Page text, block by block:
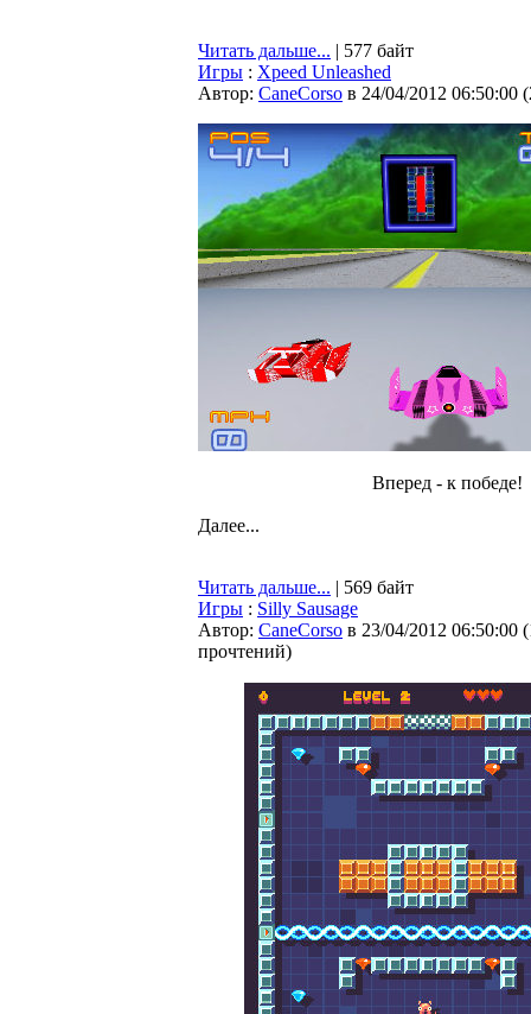
Читать дальше... | 577 байт
Игры : Xpeed Unleashed
Автор: CaneCorso в 24/04/2012 06:50:00 (
Вперед - к победе!
Далее...
Читать дальше... | 569 байт
Игры : Silly Sausage
Автор: CaneCorso в 23/04/2012 06:50:00 (
прочтений)